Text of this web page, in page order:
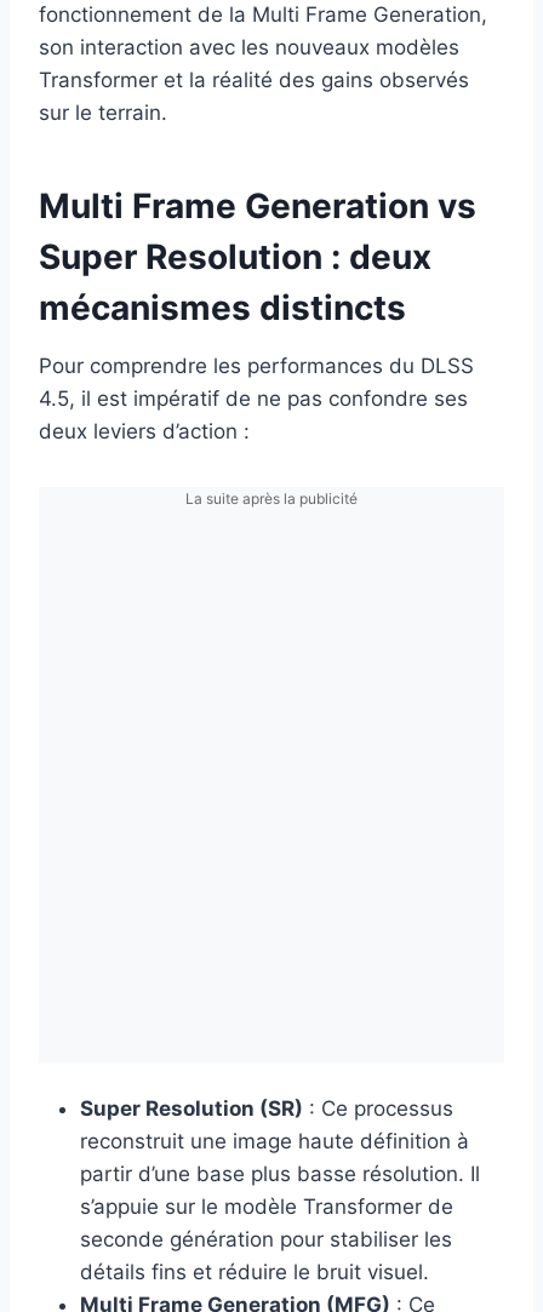
fonctionnement de la Multi Frame Generation,
son interaction avec les nouveaux modèles
Transformer et la réalité des gains observés
sur le terrain.
Multi Frame Generation vs
Super Resolution : deux
mécanismes distincts
Pour comprendre les performances du DLSS
4.5, il est impératif de ne pas confondre ses
deux leviers d’action :
La suite après la publicité
Super Resolution (SR) : Ce processus
reconstruit une image haute définition à
partir d’une base plus basse résolution. Il
s’appuie sur le modèle Transformer de
seconde génération pour stabiliser les
détails fins et réduire le bruit visuel.
Multi Frame Generation (MFG) : Ce